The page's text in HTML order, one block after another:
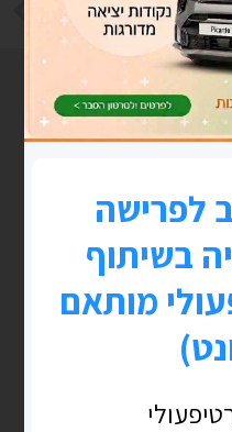
סדנאות חו"ל ומגפת הקורונה
שביניהם